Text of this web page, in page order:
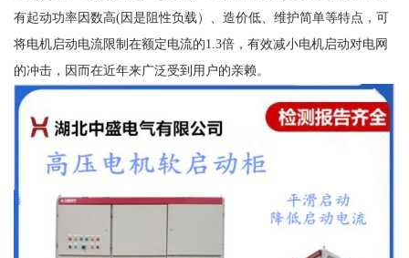
有起动功率因数高(因是阻性负载）、造价低、维护简单等特点，可
将电机启动电流限制在额定电流的1.3倍，有效减小电机启动对电网
的冲击，因而在近年来广泛受到用户的亲赖。